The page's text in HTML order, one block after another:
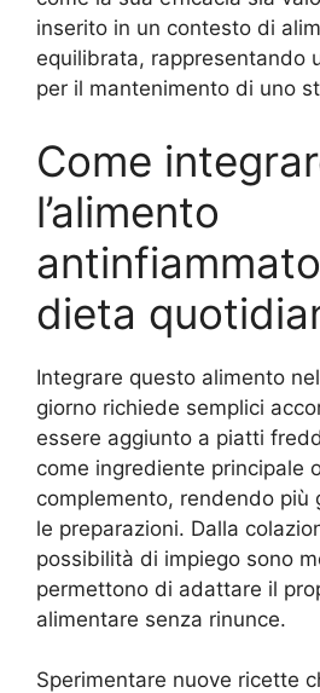
inserito in un contesto di
equilibrata, rappresentando
per il mantenimento di uno
Come
l’alimento
dieta
Integrare questo alimento
giorno richiede semplici
essere aggiunto a piatti
come ingrediente principale
complemento, rendendo più
le preparazioni. Dalla
possibilità di impiego sono
permettono di adattare il
alimentare senza rinunce.
Sperimentare nuove ricette